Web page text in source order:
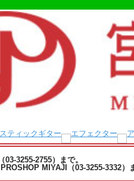
3255-2755）まで。
MIYAJI（03-3255-3332）